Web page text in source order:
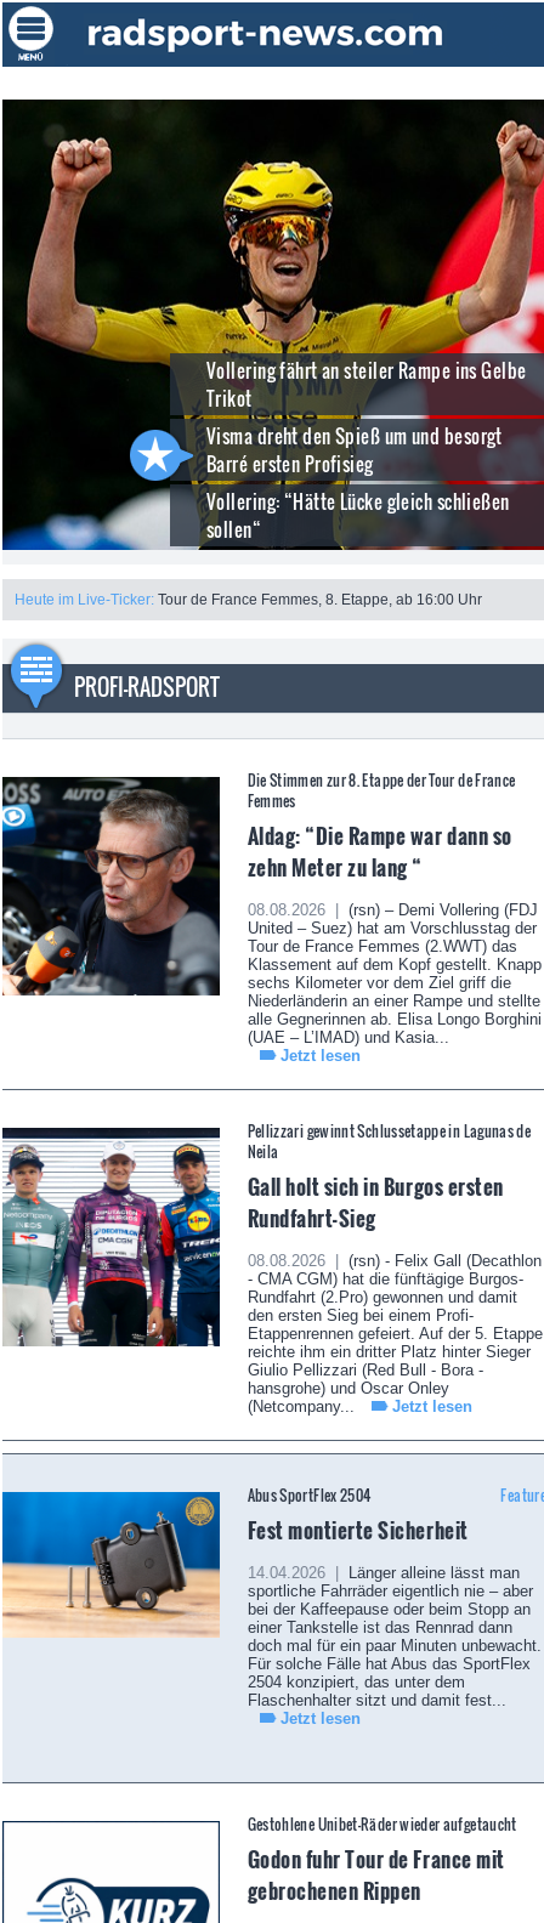
Vollering fährt an steiler Rampe ins Gelbe
Trikot
Visma dreht den Spieß um und besorgt
Barré ersten Profisieg
Vollering: “Hätte Lücke gleich schließen
sollen“
Heute im Live-Ticker: Tour de France Femmes, 8. Etappe, ab 16:00 Uhr
PROFI-RADSPORT
Die Stimmen zur 8. Etappe der Tour de France
Femmes
Aldag: “Die Rampe war dann so
zehn Meter zu lang “
08.08.2026 |
(rsn) – Demi Vollering (FDJ
United – Suez) hat am Vorschlusstag der
Tour de France Femmes (2.WWT) das
Klassement auf dem Kopf gestellt. Knapp
sechs Kilometer vor dem Ziel griff die
Niederländerin an einer Rampe und stellte
alle Gegnerinnen ab. Elisa Longo Borghini
(UAE – L’IMAD) und Kasia...
Jetzt lesen
Pellizzari gewinnt Schlussetappe in Lagunas de
Neila
Gall holt sich in Burgos ersten
Rundfahrt-Sieg
08.08.2026 |
(rsn) - Felix Gall (Decathlon
- CMA CGM) hat die fünftägige Burgos-
Rundfahrt (2.Pro) gewonnen und damit
den ersten Sieg bei einem Profi-
Etappenrennen gefeiert. Auf der 5. Etappe
reichte ihm ein dritter Platz hinter Sieger
Giulio Pellizzari (Red Bull - Bora -
hansgrohe) und Oscar Onley
(Netcompany...
Jetzt lesen
Abus SportFlex 2504
Fest montierte Sicherheit
14.04.2026 |
Länger alleine lässt man
sportliche Fahrräder eigentlich nie – aber
bei der Kaffeepause oder beim Stopp an
einer Tankstelle ist das Rennrad dann
doch mal für ein paar Minuten unbewacht.
Für solche Fälle hat Abus das SportFlex
2504 konzipiert, das unter dem
Flaschenhalter sitzt und damit fest...
Jetzt lesen
Gestohlene Unibet-Räder wieder aufgetaucht
Godon fuhr Tour de France mit
gebrochenen Rippen